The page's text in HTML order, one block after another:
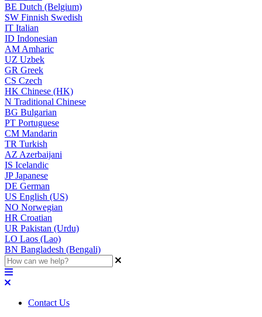
BE Dutch (Belgium)
SW Finnish Swedish
IT Italian
ID Indonesian
AM Amharic
UZ Uzbek
GR Greek
CS Czech
HK Chinese (HK)
N Traditional Chinese
BG Bulgarian
PT Portuguese
CM Mandarin
TR Turkish
AZ Azerbaijani
IS Icelandic
JPJapanese
DE German
US English (US)
NO Norwegian
HR Croatian
UR Pakistan (Urdu)
LO Laos (Lao)
BN Bangladesh (Bengali)
Contact Us